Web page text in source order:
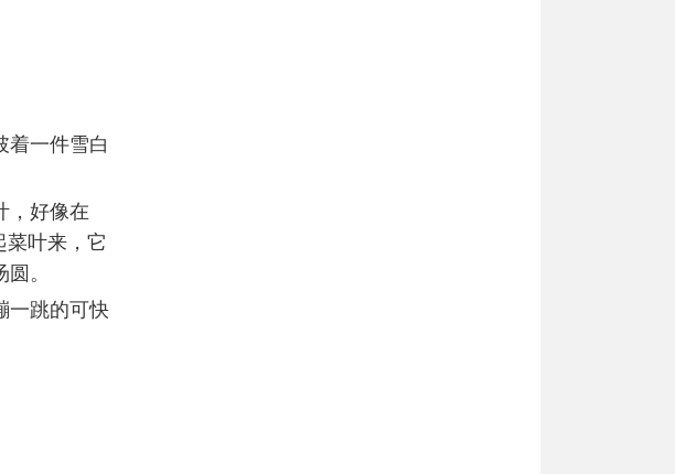
着一件雪白
，好像在
菜叶来，它
。
一跳的可快